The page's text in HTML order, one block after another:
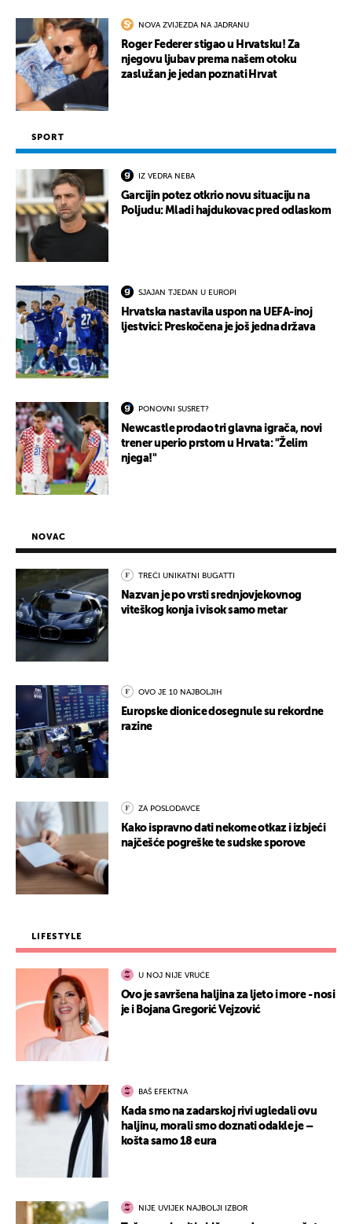
NOVA ZVIJEZDA NA JADRANU
Roger Federer stigao u Hrvatsku! Za
njegovu ljubav prema našem otoku
zaslužan je jedan poznati Hrvat
SPORT
IZ VEDRA NEBA
Garcijin potez otkrio novu situaciju na
Poljudu: Mladi hajdukovac pred odlaskom
SJAJAN TJEDAN U EUROPI
Hrvatska nastavila uspon na UEFA-inoj
ljestvici: Preskočena je još jedna država
PONOVNI SUSRET?
Newcastle prodao tri glavna igrača, novi
trener uperio prstom u Hrvata: "Želim
njega!"
NOVAC
TREĆI UNIKATNI BUGATTI
Nazvan je po vrsti srednjovjekovnog
viteškog konja i visok samo metar
OVO JE 10 NAJBOLJIH
Europske dionice dosegnule su rekordne
razine
ZA POSLODAVCE
Kako ispravno dati nekome otkaz i izbjeći
najčešće pogreške te sudske sporove
LIFESTYLE
U NOJ NIJE VRUĆE
Ovo je savršena haljina za ljeto i more - nosi
je i Bojana Gregorić Vejzović
BAŠ EFEKTNA
Kada smo na zadarskoj rivi ugledali ovu
haljinu, morali smo doznati odakle je –
košta samo 18 eura
NIJE UVIJEK NAJBOLJI IZBOR